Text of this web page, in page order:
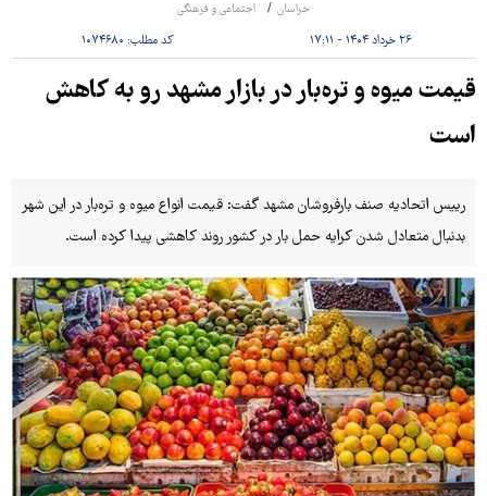
خراسان اجتماعی و فرهنگی
۲۶ خرداد ۱۴۰۴ - ۱۷:۱۱ کد مطلب: ۱۰۷۴۶۸۰
قیمت میوه و تره‌بار در بازار مشهد رو به کاهش
است
رییس اتحادیه صنف بارفروشان مشهد گفت: قیمت انواع میوه و تره‌بار در این شهر
بدنبال متعادل شدن کرایه حمل بار در کشور روند کاهشی پیدا کرده است.